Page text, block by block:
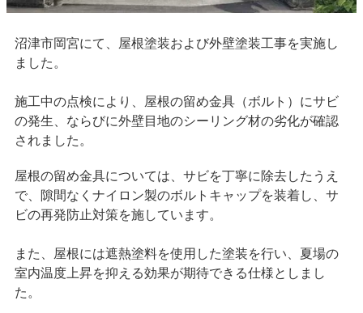
沼津市岡宮にて、屋根塗装および外壁塗装工事を実施し
ました。
施工中の点検により、屋根の留め金具（ボルト）にサビ
の発生、ならびに外壁目地のシーリング材の劣化が確認
されました。
屋根の留め金具については、サビを丁寧に除去したうえ
で、隙間なくナイロン製のボルトキャップを装着し、サ
ビの再発防止対策を施しています。
また、屋根には遮熱塗料を使用した塗装を行い、夏場の
室内温度上昇を抑える効果が期待できる仕様としまし
た。